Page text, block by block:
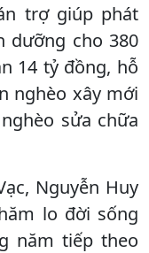
trợ giúp phát
dưỡng cho 380
14 tỷ đồng, hỗ
nghèo xây mới
sửa chữa
Nguyễn Huy
lo đời sống
năm tiếp theo